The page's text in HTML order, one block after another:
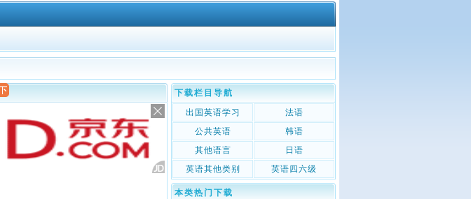
下载栏目导航
出国英语学习
法语
公共英语
韩语
其他语言
日语
英语其他类别
英语四六级
本类热门下载